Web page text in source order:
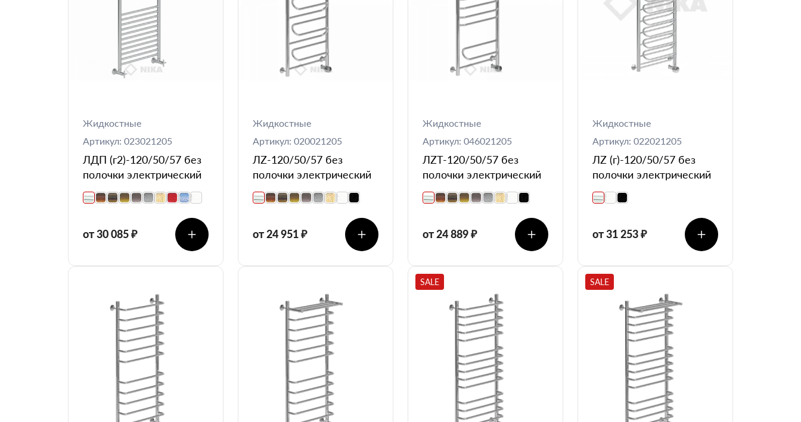
Жидкостные
Артикул: 023021205
ЛДП (г2)-120/50/57 без
полочки электрический
от 30 085 ₽
Жидкостные
Артикул: 020021205
ЛZ-120/50/57 без
полочки электрический
от 24 951 ₽
Жидкостные
Артикул: 046021205
ЛZT-120/50/57 без
полочки электрический
от 24 889 ₽
Жидкостные
Артикул: 022021205
ЛZ (г)-120/50/57 без
полочки электрический
от 31 253 ₽
SALE SALE